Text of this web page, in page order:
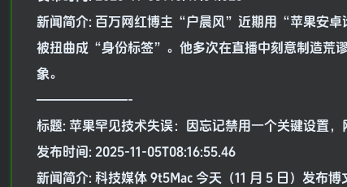
新闻简介: 百万网红博主“户晨风”近期用“苹果安卓
被扭曲成“身份标签”。他多次在直播中刻意制造荒
象。
———————-
标题: 苹果罕见技术失误：因忘记禁用一个关键设置
发布时间: 2025-11-05T08:16:55.46
新闻简介: 科技媒体 9t5Mac 今天（11 月 5 日）发布